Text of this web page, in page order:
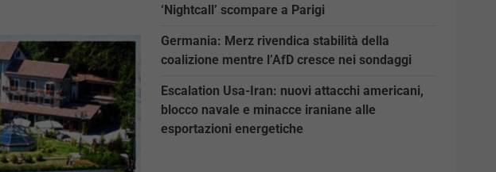
‘Nightcall’ scompare a Parigi
Germania: Merz rivendica stabilità della
coalizione mentre l’AfD cresce nei sondaggi
Escalation Usa-Iran: nuovi attacchi americani,
blocco navale e minacce iraniane alle
esportazioni energetiche